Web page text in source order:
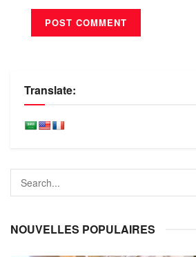
Translate:
NOUVELLES POPULAIRES